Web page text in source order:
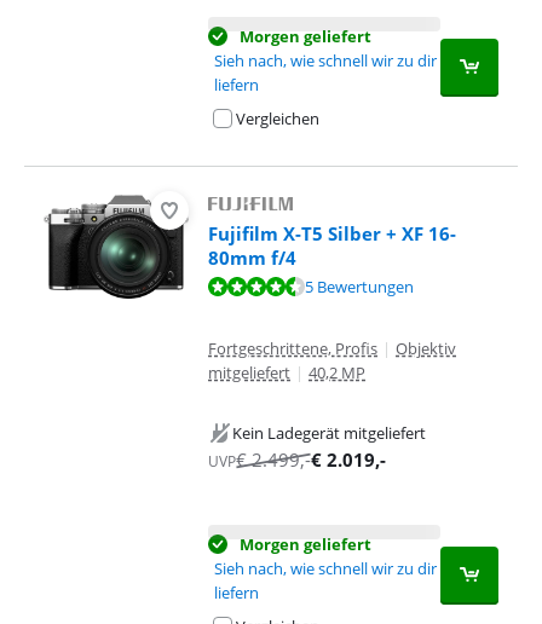
Morgen geliefert
Sieh nach, wie schnell wir zu dir
liefern
Vergleichen
Fujifilm X-T5 Silber + XF 16-
80mm f/4
Bewertet mit 8,7 von 10, basierend auf 5 Bewertungen.
5 Bewertungen
Fortgeschrittene, Profis | Objektiv
mitgeliefert | 40,2 MP
Kein Ladegerät mitgeliefert
UVP€2.499,-€ 2.019,-
Morgen geliefert
Sieh nach, wie schnell wir zu dir
liefern